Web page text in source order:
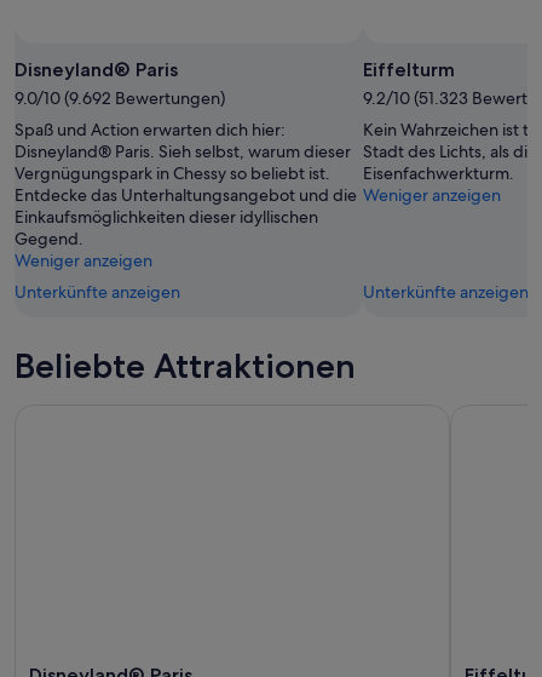
Disneyland® Paris
9.0/10 (9.692 Bewertungen)
Spaß und Action erwarten dich hier:
Disneyland® Paris. Sieh selbst, warum dieser
Vergnügungspark in Chessy so beliebt ist.
Entdecke das Unterhaltungsangebot und die
Einkaufsmöglichkeiten dieser idyllischen
Gegend.
Weniger anzeigen
Unterkünfte anzeigen
Eiffelturm
9.2/10 (51.323
Kein Wahrzeichen ist
Stadt des Lichts, als
Eisenfachwerkturm.
Weniger anzeigen
Unterkünfte anzeigen
Beliebte Attraktionen